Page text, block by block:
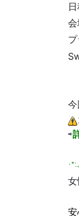
会
プ
今
⇨
･